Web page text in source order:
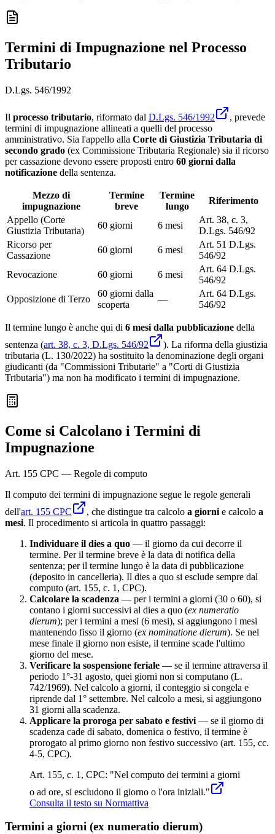
Termini di Impugnazione nel Processo
Tributario
D.Lgs. 546/1992
Il processo tributario, riformato dal D.Lgs. 546/1992
, prevede
termini di impugnazione allineati a quelli del processo
amministrativo. Sia l'appello alla Corte di Giustizia Tributaria di
secondo grado (ex Commissione Tributaria Regionale) sia il ricorso
per cassazione devono essere proposti entro 60 giorni dalla
notificazione della sentenza.
Mezzo di
impugnazione
Termine
breve
Termine
lungo
Riferimento
Appello (Corte
Giustizia Tributaria)
60 giorni 6 mesi
Art. 38, c. 3,
D.Lgs. 546/92
Ricorso per
Cassazione
60 giorni 6 mesi
Art. 51 D.Lgs.
546/92
Revocazione
60 giorni 6 mesi
Art. 64 D.Lgs.
546/92
Opposizione di Terzo
60 giorni dalla
scoperta
—
Art. 64 D.Lgs.
546/92
Il termine lungo è anche qui di 6 mesi dalla pubblicazione della
sentenza (art. 38, c. 3, D.Lgs. 546/92
). La riforma della giustizia
tributaria (L. 130/2022) ha sostituito la denominazione degli organi
giudicanti (da "Commissioni Tributarie" a "Corti di Giustizia
Tributaria") ma non ha modificato i termini di impugnazione.
Come si Calcolano i Termini di
Impugnazione
Art. 155 CPC — Regole di computo
Il computo dei termini di impugnazione segue le regole generali
dell'art. 155 CPC , che distingue tra calcolo a giorni e calcolo a
mesi. Il procedimento si articola in quattro passaggi:
Individuare il dies a quo — il giorno da cui decorre il
termine. Per il termine breve è la data di notifica della
sentenza; per il termine lungo è la data di pubblicazione
(deposito in cancelleria). Il dies a quo si esclude sempre dal
computo (art. 155, c. 1, CPC).
Calcolare la scadenza — per i termini a giorni (30 o 60), si
contano i giorni successivi al dies a quo (ex numeratio
dierum); per i termini a mesi (6 mesi), si aggiungono i mesi
mantenendo fisso il giorno (ex nominatione dierum). Se nel
mese finale il giorno non esiste, il termine scade l'ultimo
giorno del mese.
Verificare la sospensione feriale — se il termine attraversa il
periodo 1°-31 agosto, quei giorni non si computano (L.
742/1969). Nel calcolo a giorni, il conteggio si congela e
riprende dal 1° settembre. Nel calcolo a mesi, si aggiungono
31 giorni alla scadenza.
Applicare la proroga per sabato e festivi — se il giorno di
scadenza cade di sabato, domenica o festivo, il termine è
prorogato al primo giorno non festivo successivo (art. 155, cc.
4-5, CPC).
Art. 155, c. 1, CPC: "Nel computo dei termini a giorni
o ad ore, si escludono il giorno o l'ora iniziali."
Consulta il testo su Normattiva
Termini a giorni (ex numeratio dierum)